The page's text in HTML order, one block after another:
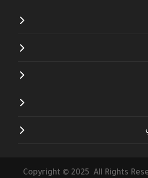
Copyright © 2025 All Rights